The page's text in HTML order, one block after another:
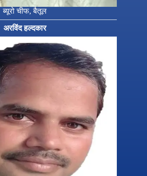
ब्यूरो चीफ, बैतूल
अरविंद हल्दकार